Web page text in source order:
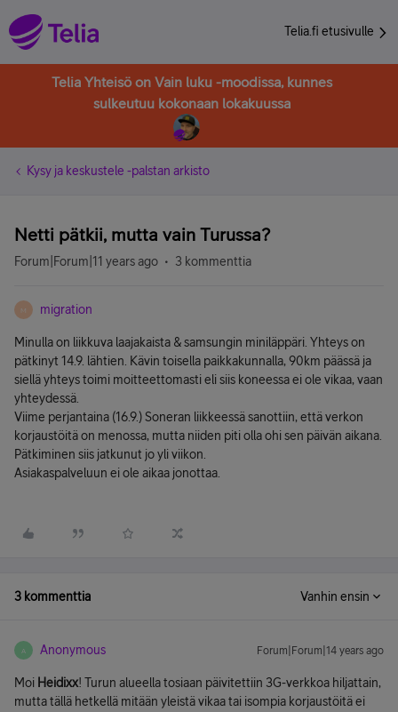
Telia.fi etusivulle
Telia Yhteisö on Vain luku -moodissa, kunnes
sulkeutuu kokonaan lokakuussa
Kysy ja keskustele -palstan arkisto
Netti pätkii, mutta vain Turussa?
Forum|Forum|11 years ago 3 kommenttia
M migration
Minulla on liikkuva laajakaista & samsungin miniläppäri. Yhteys on
pätkinyt 14.9. lähtien. Kävin toisella paikkakunnalla, 90km päässä ja
siellä yhteys toimi moitteettomasti eli siis koneessa ei ole vikaa, vaan
yhteydessä.
Viime perjantaina (16.9.) Soneran liikkeessä sanottiin, että verkon
korjaustöitä on menossa, mutta niiden piti olla ohi sen päivän aikana.
Pätkiminen siis jatkunut jo yli viikon.
Asiakaspalveluun ei ole aikaa jonottaa.
3 kommenttia Vanhin ensin
A Anonymous Forum|Forum|14 years ago
Moi Heidixx! Turun alueella tosiaan päivitettiin 3G-verkkoa hiljattain,
mutta tällä hetkellä mitään yleistä vikaa tai isompia korjaustöitä ei